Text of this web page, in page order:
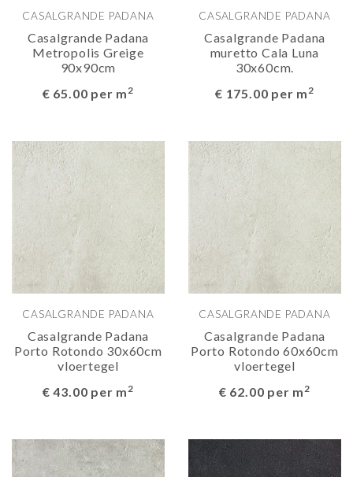
CASALGRANDE PADANA
Casalgrande Padana
Metropolis Greige
90x90cm
€ 65.00 per m2
CASALGRANDE PADANA
Casalgrande Padana
muretto Cala Luna
30x60cm.
€ 175.00 per m2
CASALGRANDE PADANA
Casalgrande Padana
Porto Rotondo 30x60cm
vloertegel
€ 43.00 per m2
CASALGRANDE PADANA
Casalgrande Padana
Porto Rotondo 60x60cm
vloertegel
€ 62.00 per m2